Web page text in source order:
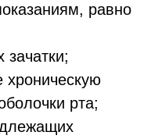
равно
зачатки;
рта;